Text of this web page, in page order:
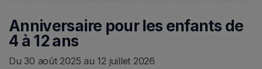
Anniversaire pour les enfants de
4 à 12 ans
Du 30 août 2025 au 12 juillet 2026